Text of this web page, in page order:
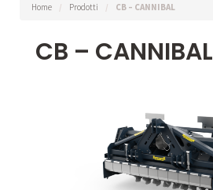
Home / Prodotti / CB – CANNIBAL
CB – CANNIBAL